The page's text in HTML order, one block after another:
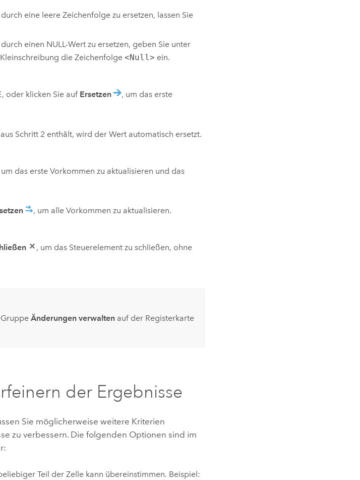
eine leere Zeichenfolge zu ersetzen, lassen Sie
einen NULL-Wert zu ersetzen, geben Sie unter
die Zeichenfolge <Null> ein.
, oder klicken Sie auf Ersetzen
, um das erste
Schritt 2 enthält, wird der Wert automatisch ersetzt.
um das erste Vorkommen zu aktualisieren und das
, um alle Vorkommen zu aktualisieren.
, um das Steuerelement zu schließen, ohne
Änderungen verwaltenauf der Registerkarte
der Ergebnisse
Sie möglicherweise weitere Kriterien
zu verbessern. Die folgenden Optionen sind im
Teil der Zelle kann übereinstimmen. Beispiel: